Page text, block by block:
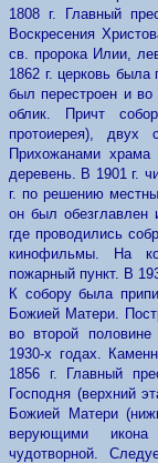
1808 г. Главный
Воскресения
св. пророка Илии,
1862 г. церковь
был перестроен и
облик. Причт
протоиерея), двух
Прихожанами
деревень. В 1901 г.
г. по решению
он был обезглавлен
где проводились
кинофильмы. На
пожарный пункт. В
К собору была
Божией Матери.
во второй
1930-х годах.
1856 г. Главный
Господня (верхний
Божией Матери
верующими
чудотворной.